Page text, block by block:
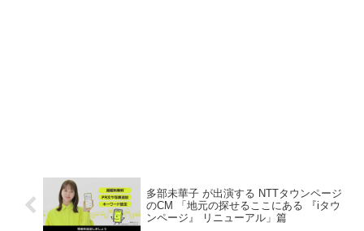
多部未華子 が出演する NTTタウンページ
のCM 「地元の探せるここにある 『iタウ
ンページ』 リニューアル」篇